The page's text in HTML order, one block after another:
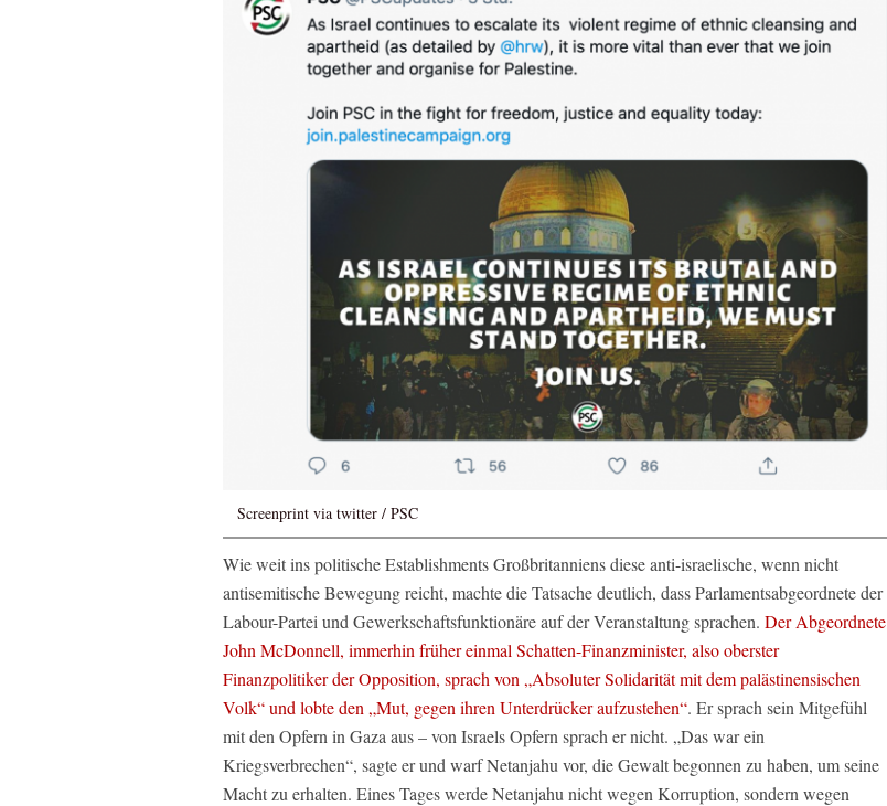
Screenprint via twitter / PSC
Wie weit ins politische Establishments Großbritanniens diese anti-israelische, wenn nicht
antisemitische Bewegung reicht, machte die Tatsache deutlich, dass Parlamentsabgeordnete der
Labour-Partei und Gewerkschaftsfunktionäre auf der Veranstaltung sprachen. Der Abgeordnete
John McDonnell, immerhin früher einmal Schatten-Finanzminister, also oberster
Finanzpolitiker der Opposition, sprach von „Absoluter Solidarität mit dem palästinensischen
Volk“ und lobte den „Mut, gegen ihren Unterdrücker aufzustehen“. Er sprach sein Mitgefühl
mit den Opfern in Gaza aus – von Israels Opfern sprach er nicht. „Das war ein
Kriegsverbrechen“, sagte er und warf Netanjahu vor, die Gewalt begonnen zu haben, um seine
Macht zu erhalten. Eines Tages werde Netanjahu nicht wegen Korruption, sondern wegen